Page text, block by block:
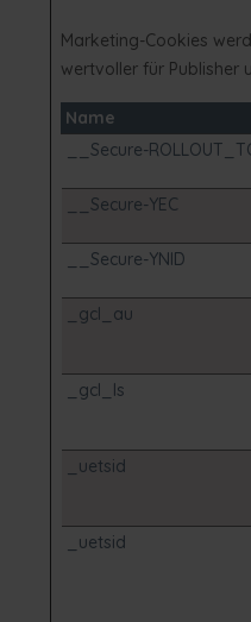
Marketing-Cookies
wertvoller für Publisher
Name
__Secure-
__Secure-YEC
__Secure-YNID
_gcl_au
_gcl_ls
_uetsid
_uetsid